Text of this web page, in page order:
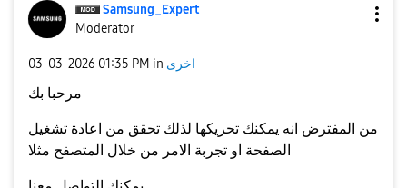
Samsung_Expert
Moderator
‎03-03-2026 01:35 PM in اخرى
مرحبا بك
من المفترض انه يمكنك تحريكها لذلك تحقق من اعادة تشغيل
الصفحة او تجربة الامر من خلال المتصفح مثلا